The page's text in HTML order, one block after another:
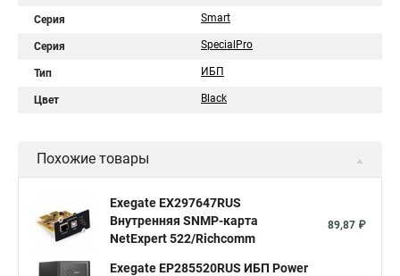
Серия Smart
Серия SpecialPro
Тип ИБП
Цвет Black
Похожие товары
Exegate EX297647RUS
Внутренняя SNMP-карта
NetExpert 522/Richcomm
89,87 ₽
Exegate EP285520RUS ИБП Power